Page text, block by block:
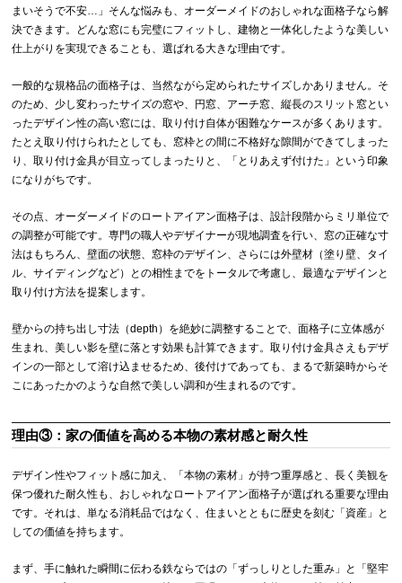
まいそうで不安…」そんな悩みも、オーダーメイドのおしゃれな面格子なら解
決できます。どんな窓にも完璧にフィットし、建物と一体化したような美しい
仕上がりを実現できることも、選ばれる大きな理由です。
一般的な規格品の面格子は、当然ながら定められたサイズしかありません。そ
のため、少し変わったサイズの窓や、円窓、アーチ窓、縦長のスリット窓とい
ったデザイン性の高い窓には、取り付け自体が困難なケースが多くあります。
たとえ取り付けられたとしても、窓枠との間に不格好な隙間ができてしまった
り、取り付け金具が目立ってしまったりと、「とりあえず付けた」という印象
になりがちです。
その点、オーダーメイドのロートアイアン面格子は、設計段階からミリ単位で
の調整が可能です。専門の職人やデザイナーが現地調査を行い、窓の正確な寸
法はもちろん、壁面の状態、窓枠のデザイン、さらには外壁材（塗り壁、タイ
ル、サイディングなど）との相性までをトータルで考慮し、最適なデザインと
取り付け方法を提案します。
壁からの持ち出し寸法（depth）を絶妙に調整することで、面格子に立体感が
生まれ、美しい影を壁に落とす効果も計算できます。取り付け金具さえもデザ
インの一部として溶け込ませるため、後付けであっても、まるで新築時からそ
こにあったかのような自然で美しい調和が生まれるのです。
理由③：家の価値を高める本物の素材感と耐久性
デザイン性やフィット感に加え、「本物の素材」が持つ重厚感と、長く美観を
保つ優れた耐久性も、おしゃれなロートアイアン面格子が選ばれる重要な理由
です。それは、単なる消耗品ではなく、住まいとともに歴史を刻む「資産」と
しての価値を持ちます。
まず、手に触れた瞬間に伝わる鉄ならではの「ずっしりとした重み」と「堅牢